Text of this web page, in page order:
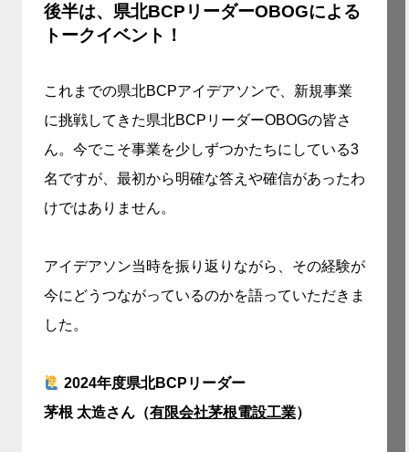
後半は、県北BCPリーダーOBOGによる
トークイベント！
これまでの県北BCPアイデアソンで、新規事業
に挑戦してきた県北BCPリーダーOBOGの皆さ
ん。今でこそ事業を少しずつかたちにしている3
名ですが、最初から明確な答えや確信があったわ
けではありません。
アイデアソン当時を振り返りながら、その経験が
今にどうつながっているのかを語っていただきま
した。
2024年度県北BCPリーダー
茅根 太造さん（有限会社茅根電設工業）